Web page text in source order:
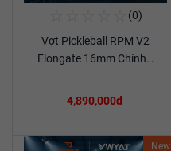
(0)
Vợt Pickleball RPM V2
Elongate 16mm Chính…
4,890,000đ
New